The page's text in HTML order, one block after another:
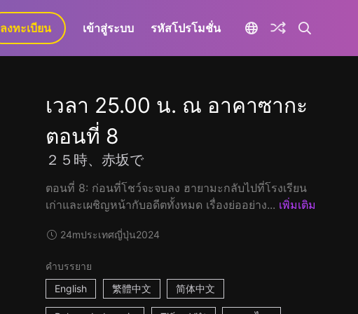
GaLa+
ลงทะเบียน เข้าสู่ระบบ รหัสโปรโมชั่น
เวลา 25.00 น. ณ อาคาซากะ
ตอนที่ 8
２５時、赤坂で
ตอนที่ 8: ก่อนที่โชว์จะจบลง ฮายามะกลับไปที่โรงเรียน
เก่าและเผชิญหน้ากับอดีตทั้งหมด เรื่องย่ออย่าง... เพิ่มเติม
24mประเทศญี่ปุ่น2024
คำบรรยาย
English
繁體中文 简体中文